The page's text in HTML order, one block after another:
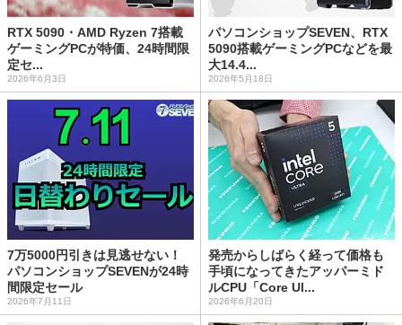
RTX 5090・AMD Ryzen 7搭載
ゲーミングPCが特価、24時間限
定セ...
2026年6月3日
パソコンショップSEVEN、RTX
5090搭載ゲーミングPCなどを最
大14.4...
2026年5月18日
7万5000円引きは見逃せない！
パソコンショップSEVENが24時
間限定セール
2026年7月11日
発売からしばらく経って価格も
手頃になってきたアッパーミド
ルCPU「Core Ul...
2026年6月20日